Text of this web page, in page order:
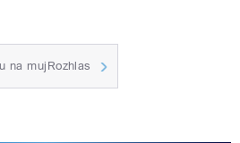
na mujRozhlas